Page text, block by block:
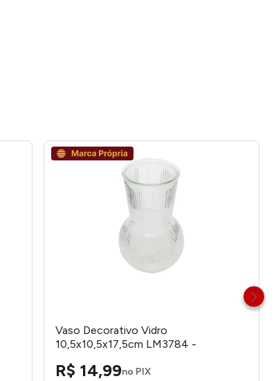
Vaso Decorativo Vidro
10,5x10,5x17,5cm LM3784 -
R$ 14,99no PIX